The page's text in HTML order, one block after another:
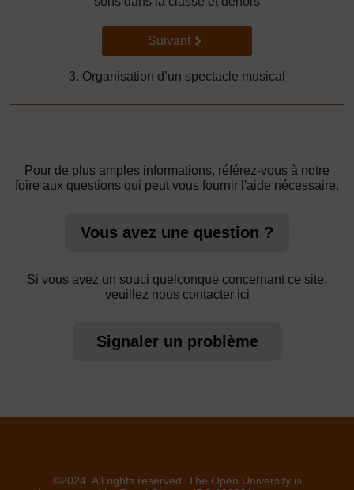
Suivant
Suivant
3. Organisation d’un spectacle musical
Pour de plus amples informations, référez-vous à notre
foire aux questions qui peut vous fournir l'aide nécessaire.
Vous avez une question ?
Si vous avez un souci quelconque concernant ce site,
veuillez nous contacter ici
Signaler un problème
©2024. All rights reserved. The Open University is